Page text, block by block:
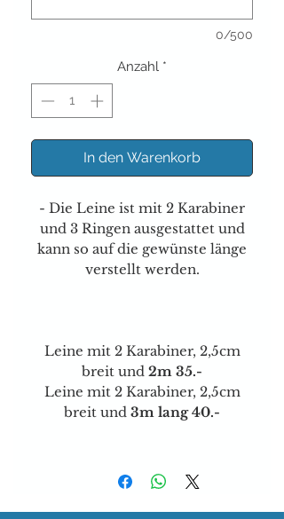
0/500
Anzahl *
In den Warenkorb
- Die Leine ist mit 2 Karabiner
und 3 Ringen ausgestattet und
kann so auf die gewünste länge
verstellt werden.
Leine mit 2 Karabiner, 2,5cm
breit und 2m 35.-
Leine mit 2 Karabiner, 2,5cm
breit und 3m lang 40.-